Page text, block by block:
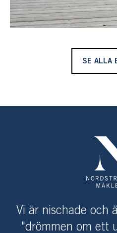
SE ALLA
Vi är nischade och
"drömmen om ett